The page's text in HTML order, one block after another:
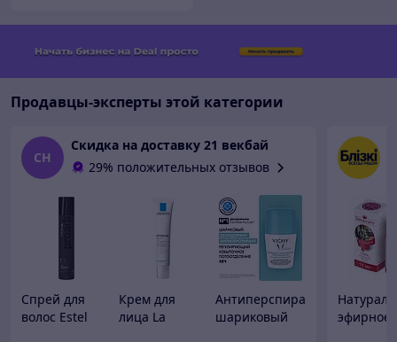
Продавцы-эксперты этой категории
СН
Скидка на доставку 21 векбай
29% положительных отзывов
Спрей для
волос Estel
Крем для
лица La
Антиперспирант
шариковый
эфирное